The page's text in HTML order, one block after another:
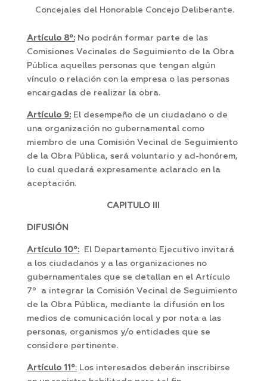
Concejales del Honorable Concejo Deliberante.
Artículo 8º:No podrán formar parte de las
Comisiones Vecinales de Seguimiento de la Obra
Pública aquellas personas que tengan algún
vínculo o relación con la empresa o las personas
encargadas de realizar la obra.
Artículo 9:El desempeño de un ciudadano o de
una organización no gubernamental como
miembro de una Comisión Vecinal de Seguimiento
de la Obra Pública, será voluntario y ad-honórem,
lo cual quedará expresamente aclarado en la
aceptación.
CAPITULO III
DIFUSIÓN
Artículo 10º:El Departamento Ejecutivo invitará
a los ciudadanos y a las organizaciones no
gubernamentales que se detallan en el Artículo
7º a integrar la Comisión Vecinal de Seguimiento
de la Obra Pública, mediante la difusión en los
medios de comunicación local y por nota a las
personas, organismos y/o entidades que se
considere pertinente.
Artículo 11º:Los interesados deberán inscribirse